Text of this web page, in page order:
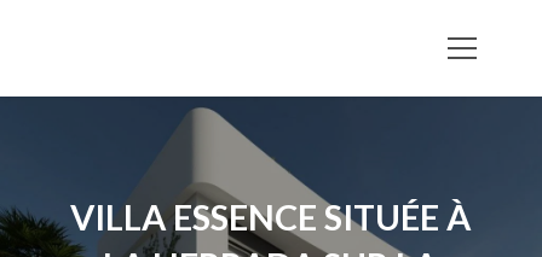
VILLA ESSENCE SITUÉE À